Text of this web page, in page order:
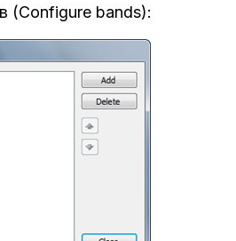
(Configure bands):